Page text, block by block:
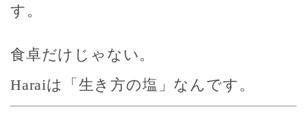
す 。
食卓だけじゃない。
Haraiは「生き方の塩」なんです。